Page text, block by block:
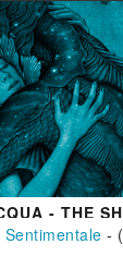
Sentimentale - (